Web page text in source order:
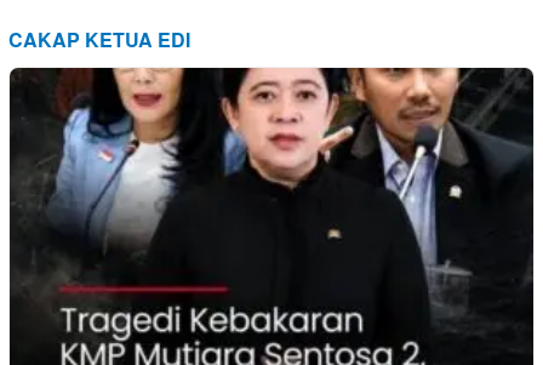
CAKAP KETUA EDI